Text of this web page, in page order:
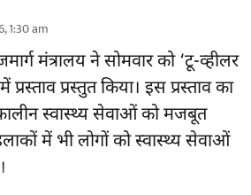
1:30 am
मंत्रालय ने सोमवार को ‘टू-व्हीलर
प्रस्तुत किया। इस प्रस्ताव का
स्वास्थ्य सेवाओं को मजबूत
में भी लोगों को स्वास्थ्य सेवाओं